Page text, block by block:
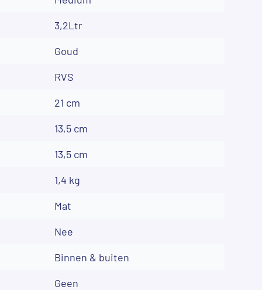
3,2Ltr
Goud
RVS
21 cm
13,5 cm
13,5 cm
1,4 kg
Mat
Nee
Binnen & buiten
Geen